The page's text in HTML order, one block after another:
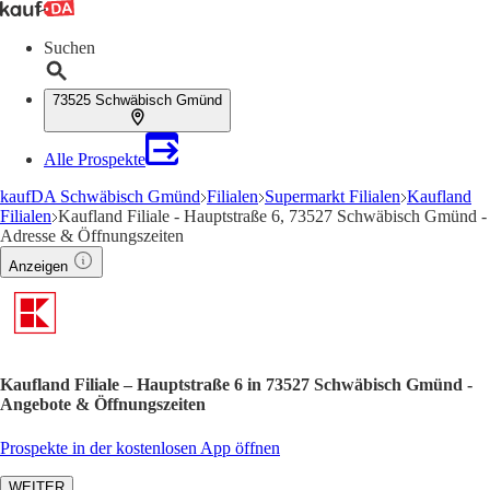
Suchen
73525 Schwäbisch Gmünd
Alle Prospekte
kaufDA Schwäbisch Gmünd Filialen Supermarkt Filialen Kaufland
Filialen Kaufland Filiale - Hauptstraße 6, 73527 Schwäbisch Gmünd -
Adresse & Öffnungszeiten
Anzeigen
Kaufland Filiale – Hauptstraße 6 in 73527 Schwäbisch Gmünd -
Angebote & Öffnungszeiten
Prospekte in der kostenlosen App öffnen